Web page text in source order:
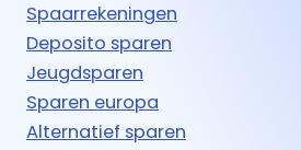
Spaarrekeningen
Deposito sparen
Jeugdsparen
Sparen europa
Alternatief sparen